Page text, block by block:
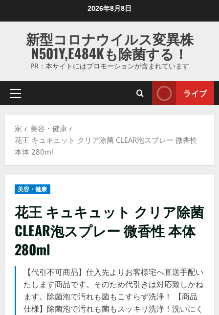
ス
ッ
2026年8月8日
新型コロナウイルス変異株
N501Y,E484Kも除菌する！
PR：本サイトにはプロモーションが含まれています
プ
マ
リ
メ
ー
ライブ
家
美容・健康
花王 キュキュット クリア除菌 CLEAR泡スプレー 微香性
本体 280ml
美容・健康
花王 キュキュット クリア除菌
CLEAR泡スプレー 微香性 本体
280ml
【代引不可商品】仕入先よりお客様宅へ直送手配い
たします商品です。そのため代引きは対応致しかね
ます。除菌泡で汚れも菌もこすらず洗浄！ 【商品
仕様】除菌泡で汚れも菌もスッキリ洗浄！洗いにく